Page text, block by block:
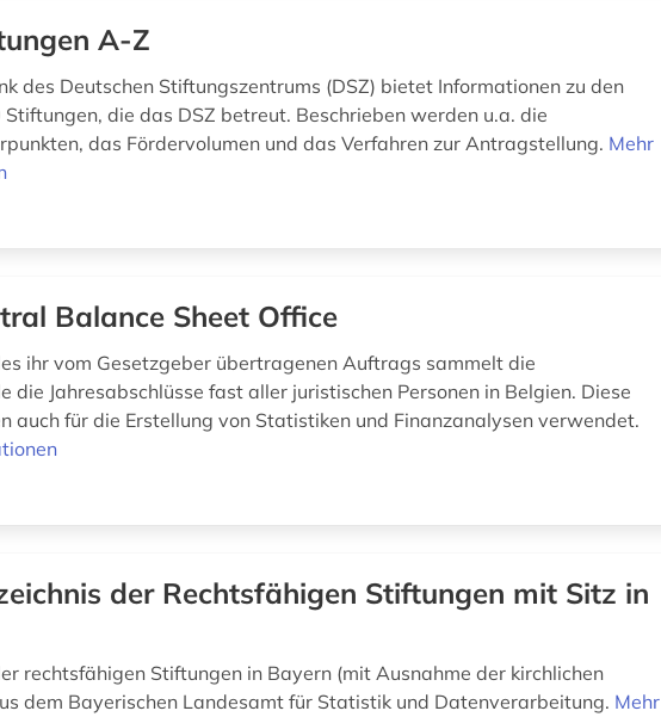
A-Z
des Deutschen Stiftungszentrums (DSZ) bietet Informationen zu den
die das DSZ betreut. Beschrieben werden u.a. die
das Fördervolumen und das Verfahren zur Antragstellung. Mehr
Balance Sheet Office
ihr vom Gesetzgeber übertragenen Auftrags sammelt die
die Jahresabschlüsse fast aller juristischen Personen in Belgien. Diese
auch für die Erstellung von Statistiken und Finanzanalysen verwendet.
der Rechtsfähigen Stiftungen mit Sitz in
rechtsfähigen Stiftungen in Bayern (mit Ausnahme der kirchlichen
dem Bayerischen Landesamt für Statistik und Datenverarbeitung. Mehr